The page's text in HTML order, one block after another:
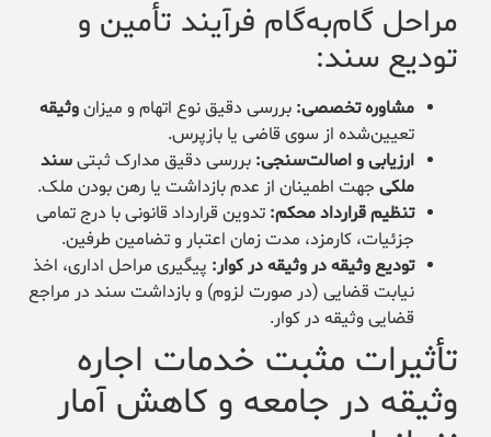
مراحل گام‌به‌گام فرآیند تأمین و
تودیع سند:
مشاوره تخصصی: بررسی دقیق نوع اتهام و میزانوثیقه
تعیین‌شده از سوی قاضی یا بازپرس.
ارزیابی و اصالت‌سنجی: بررسی دقیق مدارک ثبتیسند
ملکی جهت اطمینان از عدم بازداشت یا رهن بودن ملک.
تنظیم قرارداد محکم: تدوین قرارداد قانونی با درج تمامی
جزئیات، کارمزد، مدت زمان اعتبار و تضامین طرفین.
تودیع وثیقه در وثیقه در کوار: پیگیری مراحل اداری، اخذ
نیابت قضایی (در صورت لزوم) و بازداشت سند در مراجع
قضایی وثیقه در کوار.
تأثیرات مثبت خدمات اجاره
وثیقه در جامعه و کاهش آمار